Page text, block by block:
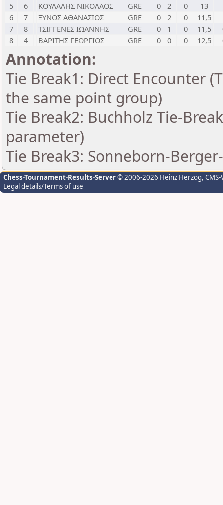
5
6 ΚΟΥΛΑΛΗΣ ΝΙΚΟΛΑΟΣ GRE 0 2 0 13
6
7 ΞΥΝΟΣ ΑΘΑΝΑΣΙΟΣ GRE 0 2 0 11,5
7
8 ΤΣΙΓΓΕΝΕΣ ΙΩΑΝΝΗΣ GRE 0 1 0 11,5
8
4 ΒΑΡΙΤΗΣ ΓΕΩΡΓΙΟΣ GRE 0 0 0 12,5
Annotation:
Tie Break1: Direct Encounter
the same point group)
Tie Break2: Buchholz Tie-
parameter)
Tie Break3: Sonneborn-
Chess-Tournament-Results-Server© 2006-2026 Heinz Herzog,
Legal details/Terms of use